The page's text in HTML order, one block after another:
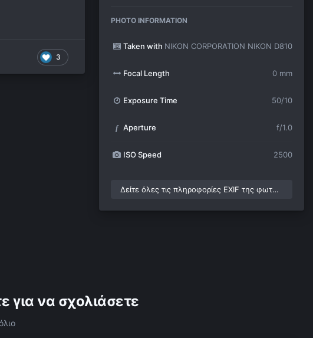
3
PHOTO INFORMATION
Taken with NIKON CORPORATION NIKON D810
Focal Length 0 mm
Exposure Time 50/10
f Aperture f/1.0
ISO Speed 2500
Δείτε όλες τις πληροφορίες EXIF της φωτογραφίας
για να σχολιάσετε